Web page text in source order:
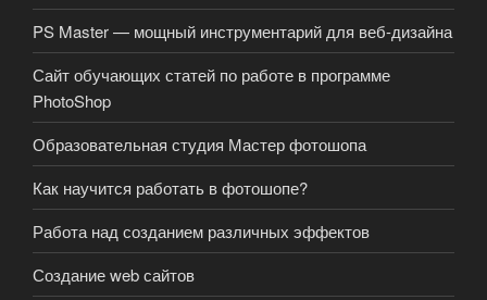
PS Master — мощный инструментарий для веб-дизайна
Сайт обучающих статей по работе в программе
PhotoShop
Образовательная студия Мастер фотошопа
Как научится работать в фотошопе?
Работа над созданием различных эффектов
Создание web сайтов